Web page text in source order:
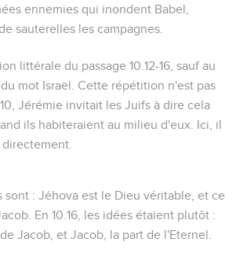
ennemies qui inondent Babel,
sauterelles les campagnes.
littérale du passage10.12-16 , sauf au
mot Israël . Cette répétition n'est pas
Jérémie invitait les Juifs à dire cela
ils habiteraient au milieu d'eux. Ici, il
sont : Jéhova est le Dieu véritable, et ce
En 10.16 , les idées étaient plutôt :
Jacob, et Jacob, la part de l'Eternel.